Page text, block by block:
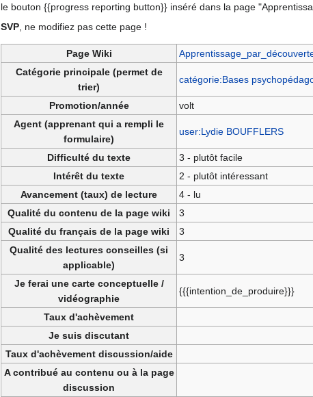
le bouton {{progress reporting button}} inséré dans la page
SVP , ne modifiez pas cette page !
Page Wiki
Catégorie principale (permet de
trier)
catégorie:Bases
Promotion/année
volt
Agent (apprenant qui a rempli le
formulaire)
user:Lydie BOUFFLERS
Difficulté du texte
3 - plutôt facile
Intérêt du texte
2 - plutôt intéressant
Avancement (taux) de lecture
4 - lu
Qualité du contenu de la page wiki
3
Qualité du français de la page wiki
3
Qualité des lectures conseilles (si
applicable)
3
Je ferai une carte conceptuelle /
vidéographie
{{{intention_de_produire}}}
Taux d'achèvement
Je suis discutant
Taux d'achèvement discussion/aide
A contribué au contenu ou à la page
discussion